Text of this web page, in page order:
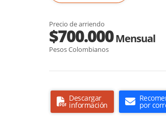
Precio de arriendo
$700.000Mensual
Pesos Colombianos
Descargar
información por